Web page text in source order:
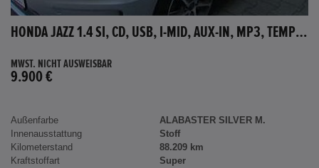
HONDA JAZZ 1.4 SI, CD, USB, I-MID, AUX-IN, MP3, TEMPOMAT
MWST. NICHT AUSWEISBAR
9.900 €
Außenfarbe
ALABASTER SILVER M.
Innenausstattung
Stoff
Kilometerstand
88.209 km
Kraftstoffart
Super